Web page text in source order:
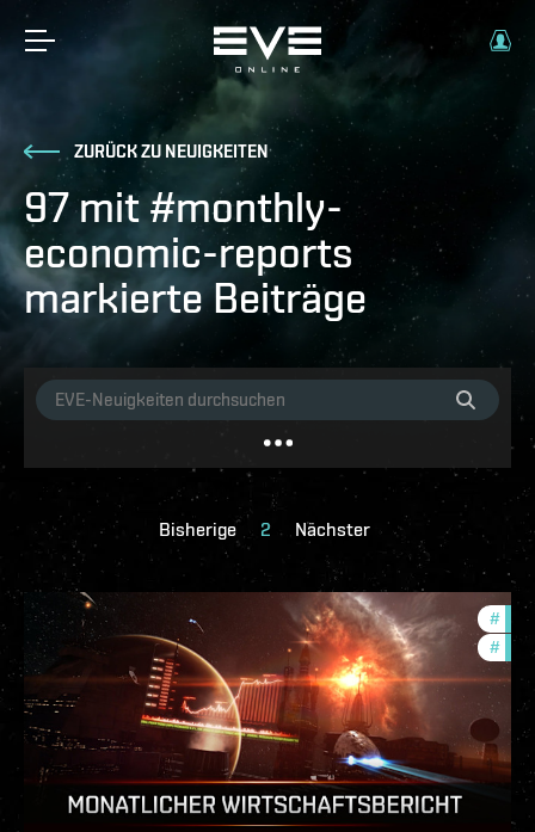
ZURÜCK ZU NEUIGKEITEN
97 mit #monthly-
economic-reports
markierte Beiträge
Bisherige 2 Nächster
#
#